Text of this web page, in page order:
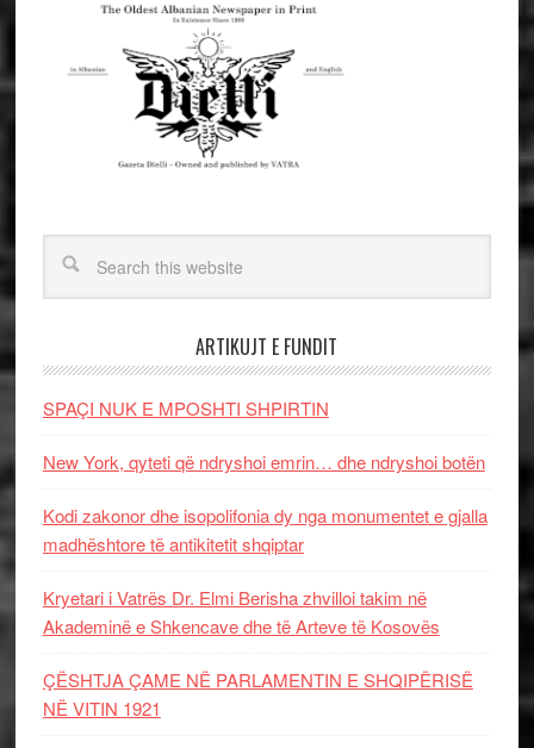
ARTIKUJT E FUNDIT
SPAÇI NUK E MPOSHTI SHPIRTIN
New York, qyteti që ndryshoi emrin… dhe ndryshoi botën
Kodi zakonor dhe isopolifonia dy nga monumentet e gjalla
madhështore të antikitetit shqiptar
Kryetari i Vatrës Dr. Elmi Berisha zhvilloi takim në
Akademinë e Shkencave dhe të Arteve të Kosovës
ÇËSHTJA ÇAME NË PARLAMENTIN E SHQIPËRISË
NË VITIN 1921